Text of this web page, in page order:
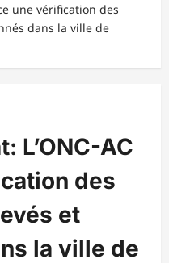
une vérification des
dans la ville de
L’ONC-AC
des
et
la ville de